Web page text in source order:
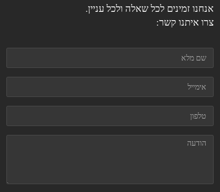
אנחנו זמינים לכל שאלה ולכל עניין.
צרו איתנו קשר: